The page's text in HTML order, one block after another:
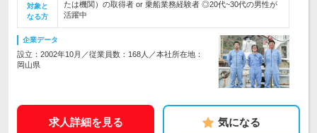
対象と
なる方
たは機関）の取得者 or 乗船業務経験者 ◎20代~30代の男性が
活躍中
企業データ
設立：2002年10月／従業員数：168人／本社所在地：
岡山県
求人詳細を見る 気になる